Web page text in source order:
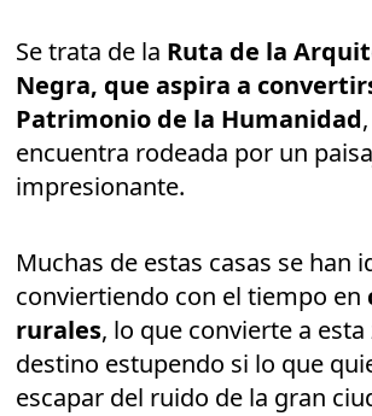
Se trata de la Ruta de la
Negra, que aspira a
Patrimonio de la Humanidad
encuentra rodeada por un
impresionante.
Muchas de estas casas se han
conviertiendo con el tiempo en
rurales, lo que convierte a esta
destino estupendo si lo que
escapar del ruido de la gran